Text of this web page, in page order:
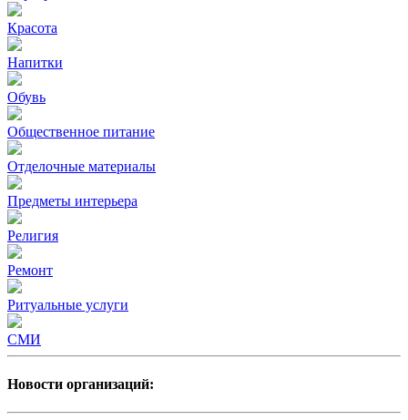
Красота
Напитки
Обувь
Общественное питание
Отделочные материалы
Предметы интерьера
Религия
Ремонт
Ритуальные услуги
СМИ
Новости организаций: